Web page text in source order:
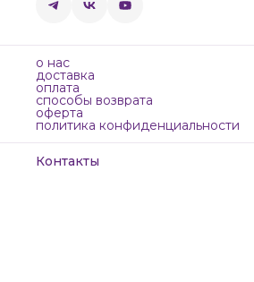
о нас
доставка
оплата
способы возврата
оферта
политика конфиденциальности
Контакты